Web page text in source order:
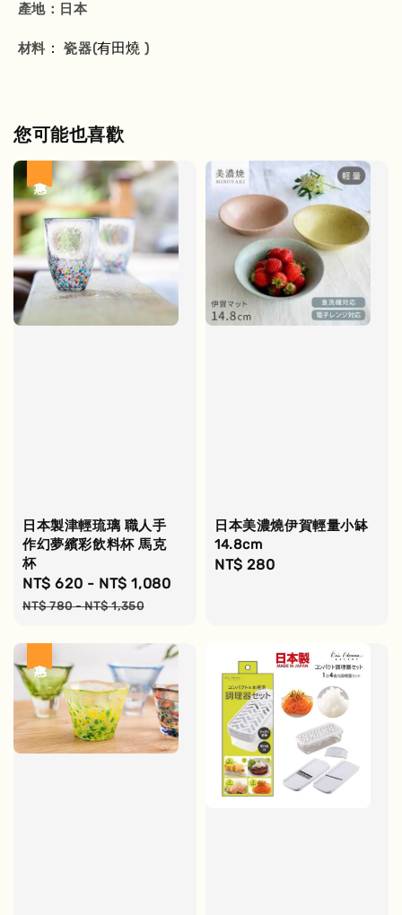
產地：日本
材料 ： 瓷器(有田燒 )
您可能也喜歡
日本製津輕琉璃 職人手
作幻夢繽彩飲料杯 馬克
杯
Sale
price
NT$ 620 - NT$ 1,080
NT$ 780-NT$ 1,350
日本美濃燒伊賀輕量小缽
14.8cm
Regular
NT$ 280